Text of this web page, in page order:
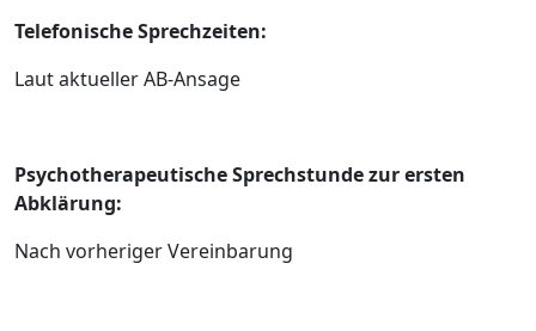
Telefonische Sprechzeiten:
Laut aktueller AB-Ansage
Psychotherapeutische Sprechstunde zur ersten
Abklärung:
Nach vorheriger Vereinbarung